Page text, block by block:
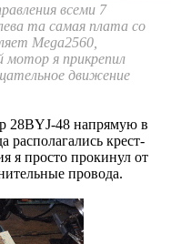
всеми 7
та самая плата со
Mega2560,
мотор я прикрепил
движение
28BYJ-48 напрямую в
располагались крест-
я просто прокинул от
провода.